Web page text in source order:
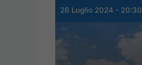
26 Luglio 2024 - 20:30